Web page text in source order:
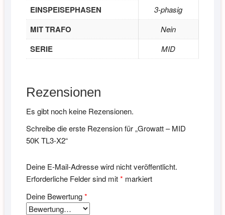
EINSPEISEPHASEN 3-phasig
MIT TRAFO Nein
SERIE MID
Rezensionen
Es gibt noch keine Rezensionen.
Schreibe die erste Rezension für „Growatt – MID
50K TL3-X2“
Deine E-Mail-Adresse wird nicht veröffentlicht.
Erforderliche Felder sind mit* markiert
Deine Bewertung*